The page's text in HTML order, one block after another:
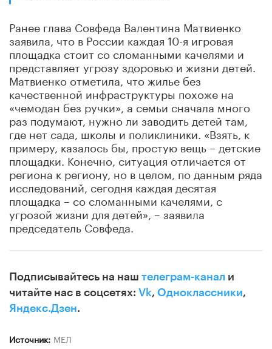
Ранее глава Совфеда Валентина Матвиенко
заявила, что в России каждая 10-я игровая
площадка стоит со сломанными качелями и
представляет угрозу здоровью и жизни детей.
Матвиенко отметила, что жилье без
качественной инфраструктуры похоже на
«чемодан без ручки», а семьи сначала много
раз подумают, нужно ли заводить детей там,
где нет сада, школы и поликлиники. «Взять, к
примеру, казалось бы, простую вещь – детские
площадки. Конечно, ситуация отличается от
региона к региону, но в целом, по данным ряда
исследований, сегодня каждая десятая
площадка – со сломанными качелями, с
угрозой жизни для детей», – заявила
председатель Совфеда.
Подписывайтесь на наш телеграм-канал и
читайте нас в соцсетях: Vk, Одноклассники,
Яндекс.Дзен.
Источник: МЕЛ